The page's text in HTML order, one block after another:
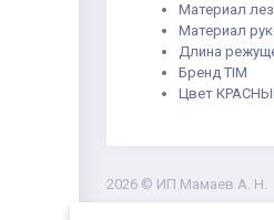
Материал
Материал
Длина
Бренд TIM
Цвет
2026 © ИП Мамаев А. Н.